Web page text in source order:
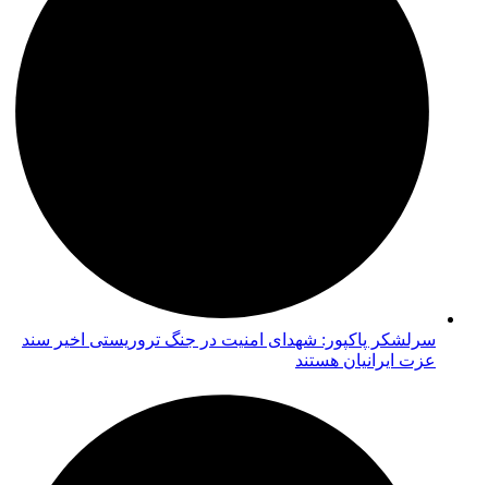
سرلشکر پاکپور: شهدای امنیت در جنگ تروریستی اخیر سند
عزت ایرانیان هستند